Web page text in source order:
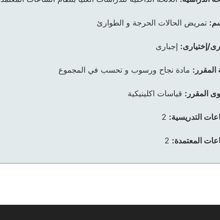
تمريض الحالات الحرجة و الطوارئ
إختيارى: إجبارى
المقرر: مادة نجاح ورسوب و تحسب في المجموع
المقرر: قياسات اكلينيكية
التدريسية: 2
المعتمدة: 2